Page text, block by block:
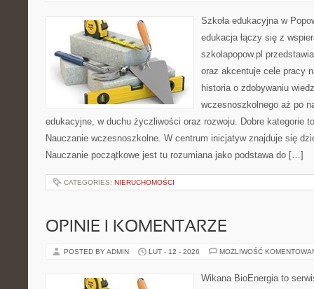
Szkoła edukacyjna w
edukacja łączy się z
szkolapopow.pl
oraz akcentuje cele pracy
historia o zdobywaniu
wczesnoszkolnego aż po
edukacyjne, w duchu życzliwości oraz rozwoju. Dobre kategorie
Nauczanie wczesnoszkolne. W centrum inicjatyw znajduje się
Nauczanie początkowe jest tu rozumiana jako podstawa do […]
CATEGORIES: NIERUCHOMOŚCI
OPINIE I KOMENTARZE
POSTED BY ADMIN LUT - 12 - 2026 MOŻLIWOŚĆ
Wikana BioEnergia to